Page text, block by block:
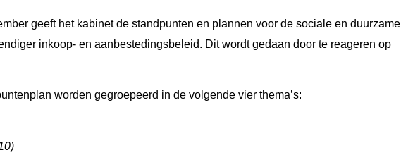
geeft het kabinet de standpunten en plannen voor de sociale en duurzame
inkoop- en aanbestedingsbeleid. Dit wordt gedaan door te reageren op
worden gegroepeerd in de volgende vier thema’s: